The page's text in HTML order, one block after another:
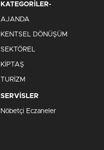
KATEGORİLER-
AJANDA
KENTSEL DÖNÜŞÜM
SEKTÖREL
KİPTAŞ
TURİZM
SERVİSLER
Nöbetçi Eczaneler